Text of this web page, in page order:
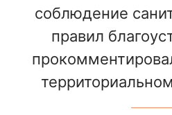
соблюдение
правил